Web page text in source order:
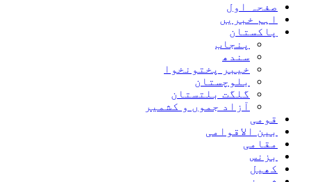
صفحہ اول
اہم خبریں
پاکستان
پنجاب
سندھ
خیبر پختونخوا
بلوچستان
گلگت بلتستان
آزاد جموں و کشمیر
قومی
بین الاقوامی
مقامی
بزنس
کھیل